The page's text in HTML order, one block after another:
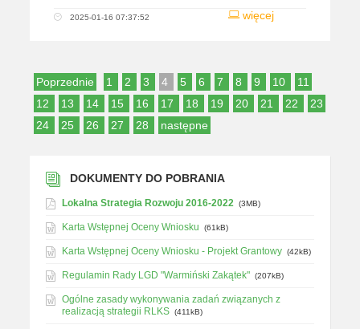
więcej
2025-01-16 07:37:52
Poprzednie 1 2 3 4 5 6 7 8 9 10
11
12
13 14 15 16 17 18 19 20 21 22
23
24
25 26 27 28 następne
DOKUMENTY DO POBRANIA
Lokalna Strategia Rozwoju 2016-2022 (3MB)
Karta Wstępnej Oceny Wniosku (61kB)
Karta Wstępnej Oceny Wniosku - Projekt Grantowy (42kB)
Regulamin Rady LGD "Warmiński Zakątek" (207kB)
Ogólne zasady wykonywania zadań związanych z
realizacją strategii RLKS (411kB)